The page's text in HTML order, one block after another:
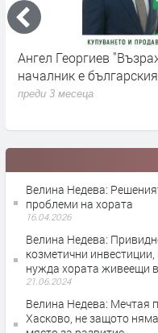
Ангел Георгиев
началник е
преди 3 месеца
Велина Недева:
проблеми на хората
16.04.2026
Велина Недева:
козметични
нужда хората живеещи
21.06.2024
Велина Недева: Мечтая
Хасково, не защото